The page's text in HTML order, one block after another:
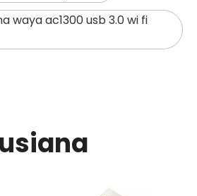
waya ac1300 usb 3.0 wi fi